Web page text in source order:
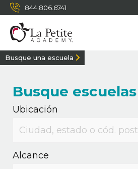
844.806.6741
Busque una escuela
Busque escuelas
Ubicación
Alcance